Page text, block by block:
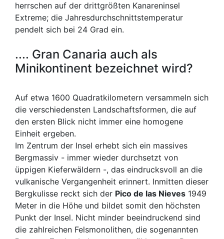
herrschen auf der drittgrößten Kanareninsel
Extreme; die Jahresdurchschnittstemperatur
pendelt sich bei 24 Grad ein.
.... Gran Canaria auch als
Minikontinent bezeichnet wird?
Auf etwa 1600 Quadratkilometern versammeln sich
die verschiedensten Landschaftsformen, die auf
den ersten Blick nicht immer eine homogene
Einheit ergeben.
Im Zentrum der Insel erhebt sich ein massives
Bergmassiv - immer wieder durchsetzt von
üppigen Kieferwäldern -, das eindrucksvoll an die
vulkanische Vergangenheit erinnert. Inmitten dieser
Bergkulisse reckt sich der Pico de las Nieves 1949
Meter in die Höhe und bildet somit den höchsten
Punkt der Insel. Nicht minder beeindruckend sind
die zahlreichen Felsmonolithen, die sogenannten